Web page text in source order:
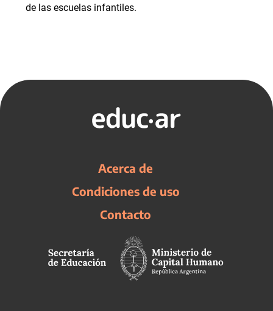
de las escuelas infantiles.
Acerca de
Condiciones de uso
Contacto